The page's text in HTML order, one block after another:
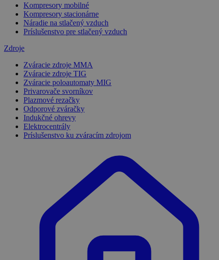
Kompresory mobilné
Kompresory stacionárne
Náradie na stlačený vzduch
Príslušenstvo pre stlačený vzduch
Zdroje
Zváracie zdroje MMA
Zváracie zdroje TIG
Zváracie poloautomaty MIG
Privarovače svorníkov
Plazmové rezačky
Odporové zváračky
Indukčné ohrevy
Elektrocentrály
Príslušenstvo ku zváracím zdrojom